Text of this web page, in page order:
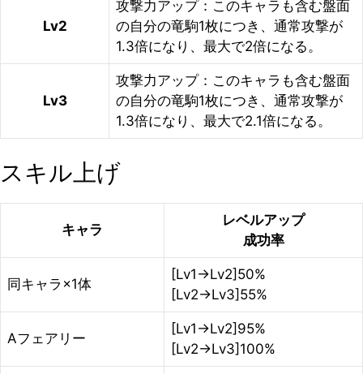
Lv2
攻撃力アップ：このキャラも含む盤面
の自分の竜駒1枚につき、通常攻撃が
1.3倍になり、最大で2倍になる。
Lv3
攻撃力アップ：このキャラも含む盤面
の自分の竜駒1枚につき、通常攻撃が
1.3倍になり、最大で2.1倍になる。
スキル上げ
キャラ
レベルアップ
成功率
同キャラ×1体
[Lv1→Lv2]50%
[Lv2→Lv3]55%
Aフェアリー
[Lv1→Lv2]95%
[Lv2→Lv3]100%